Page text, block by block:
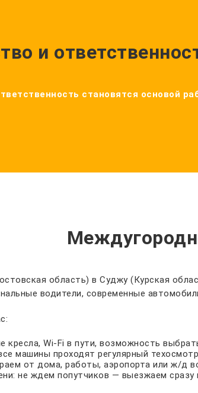
и
становятся основой
область) в Суджу (Курская
водители, современные
кресла, Wi-Fi в пути, возможность
машины проходят регулярный
от дома, работы, аэропорта или ж/д
не ждем попутчиков — выезжаем сразу